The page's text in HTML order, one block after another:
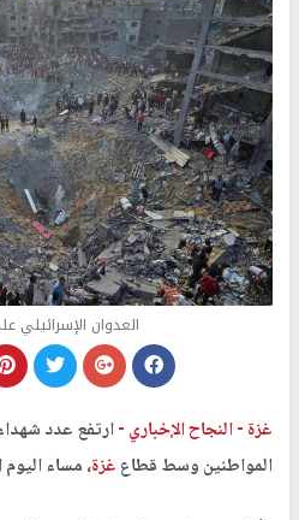
العدوان الإسرائيلي
غزة -النجاح الإخباري -ارتفع عدد
المواطنين وسط قطاعغزة، مساء اليوم